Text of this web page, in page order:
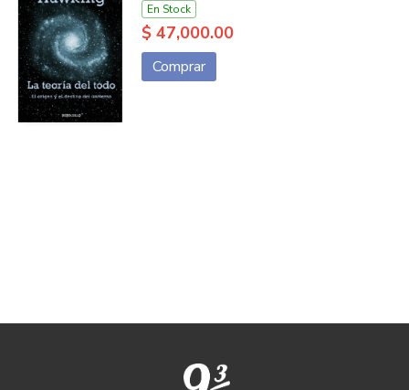
En Stock
$ 47,000.00
Comprar